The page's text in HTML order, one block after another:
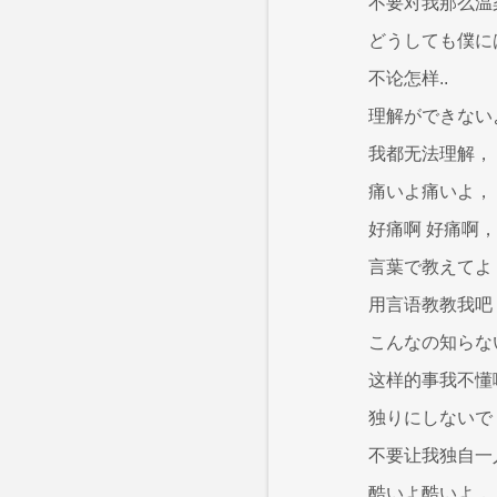
どうしても僕に
不论怎样..
理解ができない
我都无法理解，
痛いよ痛いよ，
好痛啊 好痛啊，
言葉で教えてよ
用言语教教我吧
こんなの知らな
这样的事我不懂
独りにしないで
不要让我独自一
酷いよ酷いよ，